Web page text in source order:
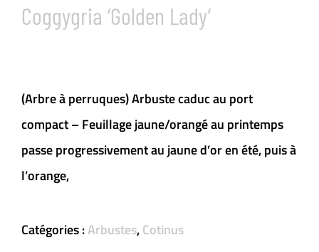
Coggygria ‘Golden Lady’
(Arbre à perruques) Arbuste caduc au port
compact – Feuillage jaune/orangé au printemps
passe progressivement au jaune d’or en été, puis à
l’orange,
Catégories :Arbustes,Cotinus